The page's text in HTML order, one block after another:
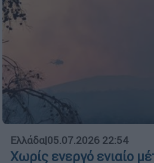
Ελλάδα|05.07.2026 22:54
Χωρίς ενεργό ενιαίο